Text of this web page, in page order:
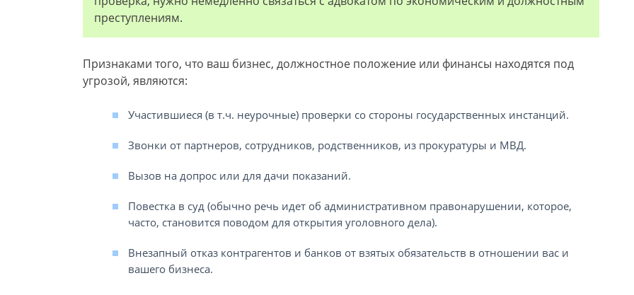
преступлениям.
Признаками того, что ваш бизнес, должностное положение или финансы находятся под
угрозой, являются:
Участившиеся (в т.ч. неурочные) проверки со стороны государственных инстанций.
Звонки от партнеров, сотрудников, родственников, из прокуратуры и МВД.
Вызов на допрос или для дачи показаний.
Повестка в суд (обычно речь идет об административном правонарушении, которое,
часто, становится поводом для открытия уголовного дела).
Внезапный отказ контрагентов и банков от взятых обязательств в отношении вас и
вашего бизнеса.